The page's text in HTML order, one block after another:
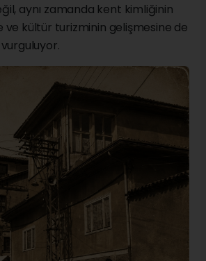
aynı zamanda kent kimliğinin
ve kültür turizminin gelişmesine de
vurguluyor.